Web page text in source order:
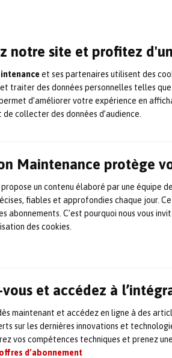
notre site et profitez
et ses partenaires utilisent des
traiter des données personnelles telles
d’améliorer votre expérience en
collecter des données d’audience.
Maintenance protège
un contenu élaboré par une équipe
fiables et approfondies chaque jour.
abonnements. C’est pourquoi nous vous
des cookies.
et accédez à
maintenant et accédez en ligne à des
sur les dernières innovations et
vos compétences techniques et prenez
d’abonnement
chiffre d’affaires.
devient quasiment
avantage d’un retrofit est de
et donc un gain de
l’état de votre matériel et
pour installer les matériels
à ces outils.
le contrôle-commande des
numériques de
des actionneurs, des
et répartiteurs
de sécurité et des
Woodward, d’une fiabilité
en modèles ATEX,
fr/